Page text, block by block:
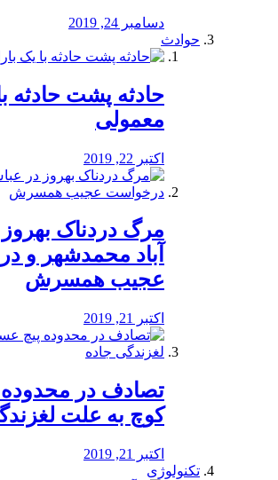
دسامبر 24, 2019
حوادث
️حادثه پشت حادثه
معمولی
اکتبر 22, 2019
مرگ دردناک
آباد محمدشهر و
عجیب همسرش
اکتبر 21, 2019
تصادف در
کوچ به علت
اکتبر 21, 2019
تکنولوژی